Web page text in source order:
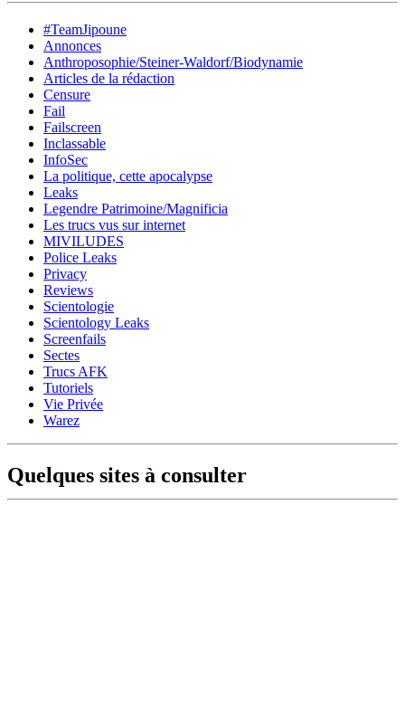
#TeamJipoune
Annonces
Anthroposophie/Steiner-Waldorf/Biodynamie
Articles de la rédaction
Censure
Fail
Failscreen
Inclassable
InfoSec
La politique, cette apocalypse
Leaks
Legendre Patrimoine/Magnificia
Les trucs vus sur internet
MIVILUDES
Police Leaks
Privacy
Reviews
Scientologie
Scientology Leaks
Screenfails
Sectes
Trucs AFK
Tutoriels
Vie Privée
Warez
Quelques sites à consulter